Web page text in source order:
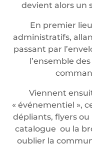
devient alors un
En premier
administratifs,
passant par
l’ensemble
Viennent
« événementiel »,
dépliants, flyers
catalogue ou la
oublier la